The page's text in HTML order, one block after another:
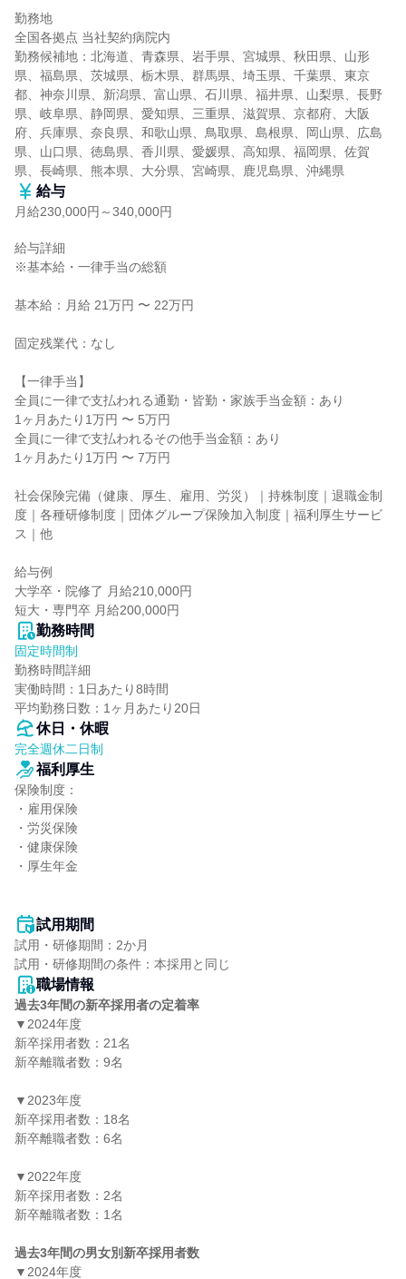
勤務地
全国各拠点 当社契約病院内
勤務候補地：北海道、青森県、岩手県、宮城県、秋田県、山形
県、福島県、茨城県、栃木県、群馬県、埼玉県、千葉県、東京
都、神奈川県、新潟県、富山県、石川県、福井県、山梨県、長野
県、岐阜県、静岡県、愛知県、三重県、滋賀県、京都府、大阪
府、兵庫県、奈良県、和歌山県、鳥取県、島根県、岡山県、広島
県、山口県、徳島県、香川県、愛媛県、高知県、福岡県、佐賀
県、長崎県、熊本県、大分県、宮崎県、鹿児島県、沖縄県
給与
月給230,000円～340,000円
給与詳細
※基本給・一律手当の総額
基本給：月給 21万円 〜 22万円
固定残業代：なし
【一律手当】
全員に一律で支払われる通勤・皆勤・家族手当金額：あり
1ヶ月あたり1万円 〜 5万円
全員に一律で支払われるその他手当金額：あり
1ヶ月あたり1万円 〜 7万円
社会保険完備（健康、厚生、雇用、労災）｜持株制度｜退職金制
度｜各種研修制度｜団体グループ保険加入制度｜福利厚生サービ
ス｜他
給与例
大学卒・院修了 月給210,000円
短大・専門卒 月給200,000円
勤務時間
固定時間制
勤務時間詳細
実働時間：1日あたり8時間
平均勤務日数：1ヶ月あたり20日
休日・休暇
完全週休二日制
福利厚生
保険制度：
・雇用保険
・労災保険
・健康保険
・厚生年金
試用期間
試用・研修期間：2か月
職場情報
過去3年間の新卒採用者の定着率
▼2024年度
新卒採用者数：21名
新卒離職者数：9名
▼2023年度
新卒採用者数：18名
新卒離職者数：6名
▼2022年度
新卒採用者数：2名
新卒離職者数：1名
過去3年間の男女別新卒採用者数
▼2024年度